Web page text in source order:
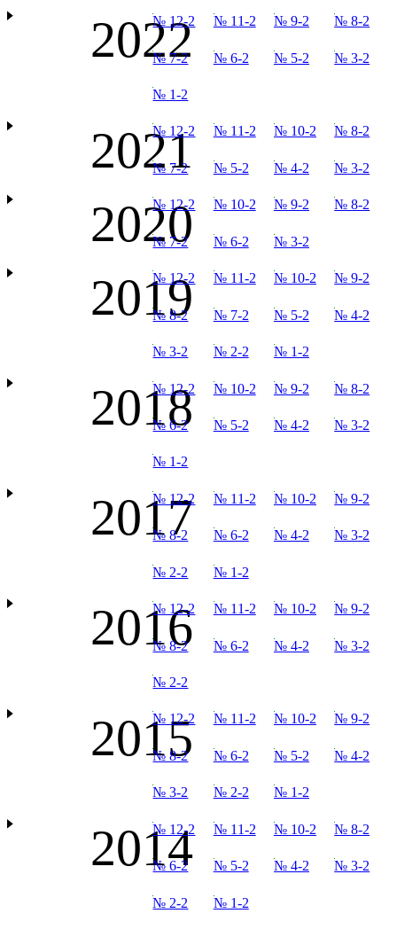
2022
№ 12-2 № 11-2 № 9-2 № 8-2
№ 7-2 № 6-2 № 5-2 № 3-2
№ 1-2
2021
№ 12-2 № 11-2 № 10-2 № 8-2
№ 7-2 № 5-2 № 4-2 № 3-2
2020
№ 12-2 № 10-2 № 9-2 № 8-2
№ 7-2 № 6-2 № 3-2
2019
№ 12-2 № 11-2 № 10-2 № 9-2
№ 8-2 № 7-2 № 5-2 № 4-2
№ 3-2 № 2-2 № 1-2
2018
№ 12-2 № 10-2 № 9-2 № 8-2
№ 6-2 № 5-2 № 4-2 № 3-2
№ 1-2
2017
№ 12-2 № 11-2 № 10-2 № 9-2
№ 8-2 № 6-2 № 4-2 № 3-2
№ 2-2 № 1-2
2016
№ 12-2 № 11-2 № 10-2 № 9-2
№ 8-2 № 6-2 № 4-2 № 3-2
№ 2-2
2015
№ 12-2 № 11-2 № 10-2 № 9-2
№ 8-2 № 6-2 № 5-2 № 4-2
№ 3-2 № 2-2 № 1-2
2014
№ 12-2 № 11-2 № 10-2 № 8-2
№ 6-2 № 5-2 № 4-2 № 3-2
№ 2-2 № 1-2